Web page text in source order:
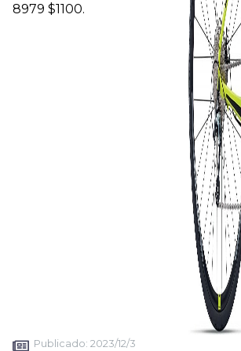
8979 $1100.
Publicado: 2023/12/3